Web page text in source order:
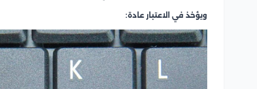
ويؤخذ في الاعتبار عادة: